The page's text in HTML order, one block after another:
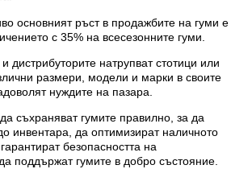
основният ръст в продажбите на гуми е
с 35% на всесезонните гуми.
дистрибуторите натрупват стотици или
размери, модели и марки в своите
нуждите на пазара.
съхраняват гумите правилно, за да
инвентара, да оптимизират наличното
безопасността на
поддържат гумите в добро състояние.